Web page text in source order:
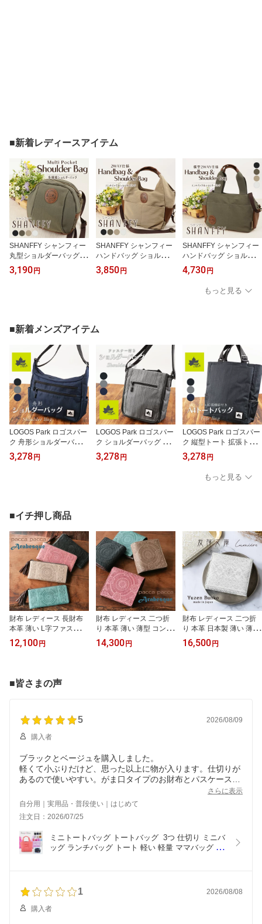
■新着レディースアイテム
SHANFFY シャンフィー
丸型ショルダーバッグ ワ
ッペン おしゃれ 可愛い
レディース 猫 ねこ キャ
3,190円
SHANFFY シャンフィー
ハンドバッグ ショルダー
バッグ 2WAYハンドバッ
グ ワッペン おしゃれ 可
3,850円
SHANFFY シャンフィー
ハンドバッグ ショルダー
バッグ 横型 2WAYハンド
バッグ ワッペン おしゃ
れ 可愛い レディース 猫
ねこ キャラクター 漫画
4,730円
もっと見る
■新着メンズアイテム
LOGOS Park ロゴスパー
ク 舟形ショルダーバッグ
大容量 A4対応 アウトド
ア シンプル 軽量 ポリエ
3,278円
LOGOS Park ロゴスパー
ク ショルダーバッグ フ
ラップタイプ 大容量 A4
対応 アウトドア シンプ
3,278円
LOGOS Park ロゴスパー
ク 縦型トート 拡張トー
トバッグ バッグ 大容量
A4対応 アウトドア シン
プル 軽量 ポリエステル
3,278円
もっと見る
■イチ押し商品
財布 レディース 長財布
本革 薄い L字ファスナー
長財布 ファスナー財布
スリム コンパクト ジッ
様 柔らかい メンズ プレ
ゼント ギフト pacca pac
12,100円
財布 レディース 二つ折
り 本革 薄い 薄型 コンパ
クト スリム 小さい 小型
エンボス 型押し pacca p
14,300円
財布 レディース 二つ折
り 本革 日本製 薄い 薄型
コンパクト おしゃれ ホ
ワイト 白 ゴールド シル
16,500円
■皆さまの声
5 2026/08/09
購入者
ブラックとベージュを購入しました。
軽くて小ぶりだけど、思った以上に物が入ります。仕切りが
あるので使いやすい。がま口タイプのお財布とパスケースも
さらに表示
自分用｜実用品・普段使い｜はじめて
注文日：2026/07/25
ミニトートバッグ トートバッグ  3つ 仕切り ミニバ
ッグ ランチバッグ トート 軽い 軽量 ママバッグ マ
品】
1 2026/08/08
購入者